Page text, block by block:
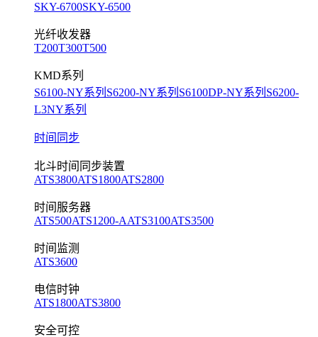
SKY-6700SKY-6500
光纤收发器
T200T300T500
KMD系列
S6100-NY系列 S6200-NY系列 S6100DP-NY系列 S6200-
L3NY系列
时间同步
北斗时间同步装置
ATS3800ATS1800ATS2800
时间服务器
ATS500ATS1200-AATS3100ATS3500
时间监测
ATS3600
电信时钟
ATS1800ATS3800
安全可控